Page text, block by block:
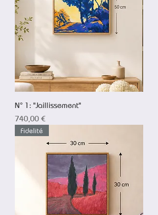
N° 1: "Jaillissement"
Prix
740,00 €
Fidelité